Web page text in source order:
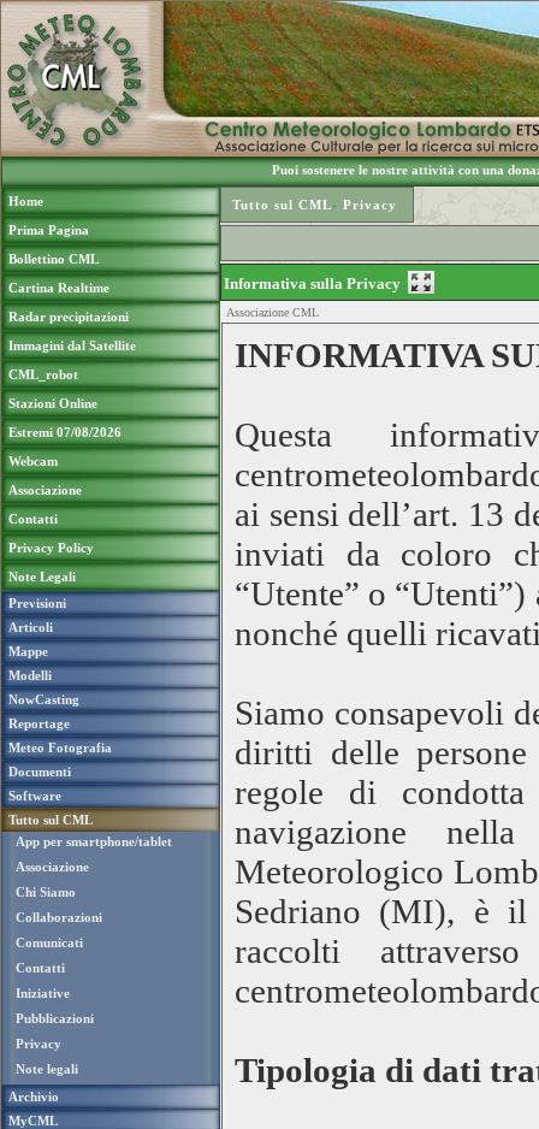
Puoi sostenere le nostre attività con una
Home
Prima Pagina
Bollettino CML
Cartina Realtime
Radar precipitazioni
Immagini dal Satellite
CML_robot
Stazioni Online
Estremi 07/08/2026
Webcam
Associazione
Contatti
Privacy Policy
Note Legali
Previsioni
Articoli
Mappe
Modelli
NowCasting
Reportage
Meteo Fotografia
Documenti
Software
Tutto sul CML
App per smartphone/tablet
Associazione
Chi Siamo
Collaborazioni
Comunicati
Contatti
Iniziative
Pubblicazioni
Privacy
Note legali
Archivio
MyCML
Tutto sul CML› Privacy
Informativa sulla Privacy
Associazione CML
INFORMATIVA
Questa
ai sensi dell’art. 13
inviati da coloro
“Utente” o
nonché quelli
Siamo consapevoli
diritti delle
regole di
navigazione
Meteorologico
Sedriano (MI), è il
raccolti
Tipologia di dati